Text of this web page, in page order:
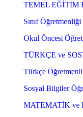
TEMEL EĞİTİM
Sınıf
Okul Öncesi
TÜRKÇE ve
Türkçe
Sosyal Bilgiler
MATEMATİK